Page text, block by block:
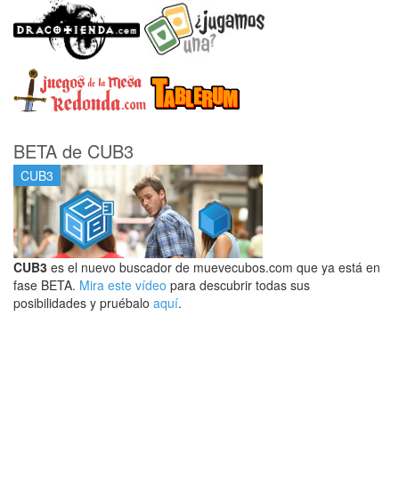
BETA de CUB3
CUB3
CUB3 es el nuevo buscador de muevecubos.com que ya está en
fase BETA. Mira este vídeo para descubrir todas sus
posibilidades y pruébalo aquí.